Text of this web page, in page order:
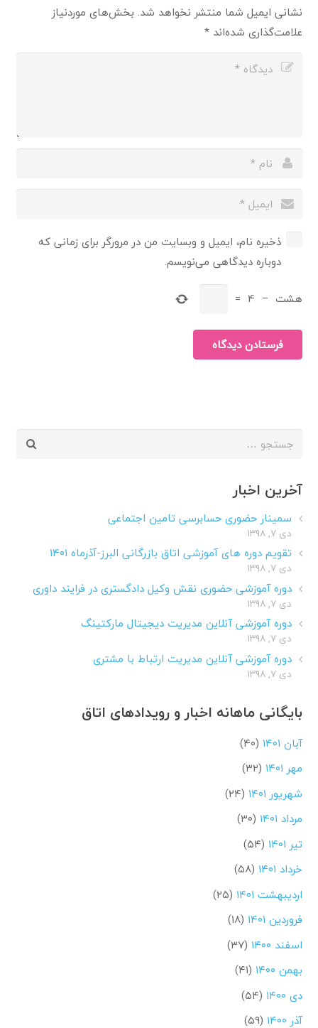
نشانی ایمیل شما منتشر نخواهد شد. بخش‌های موردنیاز
علامت‌گذاری شده‌اند*
ذخیره نام، ایمیل و وبسایت من در مرورگر برای زمانی که
دوباره دیدگاهی می‌نویسم.
هشت −
4
=
فرستادن دیدگاه
جستجو
آخرین اخبار
سمینار حضوری حسابرسی تامین اجتماعی
دی ۷, ۱۳۹۸
تقویم دوره های آموزشی اتاق بازرگانی البرز-آذرماه ۱۴۰۱
دی ۷, ۱۳۹۸
دوره آموزشی حضوری نقش وکیل دادگستری در فرایند داوری
دی ۷, ۱۳۹۸
دوره آموزشی آنلاین مدیریت دیجیتال مارکتینگ
دی ۷, ۱۳۹۸
دوره آموزشی آنلاین مدیریت ارتباط با مشتری
دی ۷, ۱۳۹۸
بایگانی ماهانه اخبار و رویدادهای اتاق
آبان ۱۴۰۱
(۴۰)
مهر ۱۴۰۱
(۳۲)
شهریور ۱۴۰۱
(۲۴)
مرداد ۱۴۰۱
(۳۰)
تیر ۱۴۰۱
(۵۴)
خرداد ۱۴۰۱
(۵۸)
اردیبهشت ۱۴۰۱
(۲۵)
فروردین ۱۴۰۱
(۱۸)
اسفند ۱۴۰۰
(۳۷)
بهمن ۱۴۰۰
(۴۱)
دی ۱۴۰۰
(۵۴)
آذر ۱۴۰۰
(۵۹)